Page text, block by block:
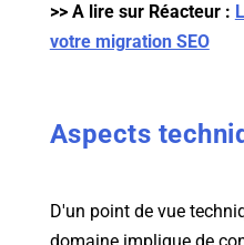
>> A lire sur Réacteur :
votre migration SEO
Aspects
D'un point de vue